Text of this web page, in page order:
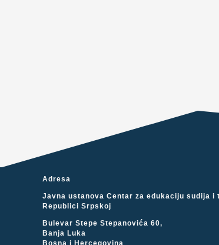
Adresa
Javna ustanova Centar za edukaciju sudija i
Republici Srpskoj
Bulevar Stepe Stepanovića 60,
Banja Luka